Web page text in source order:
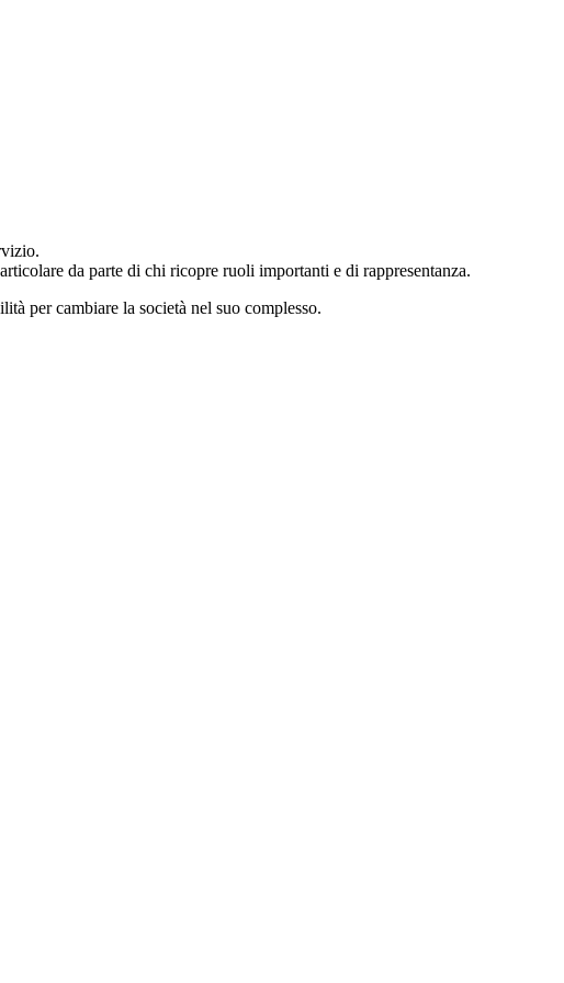
da parte di chi ricopre ruoli importanti e di rappresentanza.
per cambiare la società nel suo complesso.